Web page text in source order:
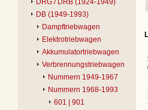
DRG / DRB (1924-1949)
DB (1949-1993)
Dampftriebwagen
Elektrotriebwagen
Akkumulatortriebwagen
Verbrennungstriebwagen
Nummern 1949-1967
Nummern 1968-1993
601 | 901